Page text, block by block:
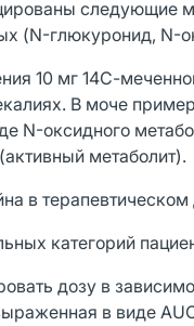
следующие
(N-глюкуронид,
10 мг 14С-
В моче
N-оксидного
метаболит).
в терапевтическом
категорий
дозу в
в виде